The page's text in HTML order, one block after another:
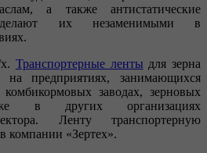
а также антистатические
делают их незаменимыми в
Транспортерные ленты для зерна
предприятиях, занимающихся
заводах, зерновых
в других организациях
Ленту транспортерную
компании «Зертех».